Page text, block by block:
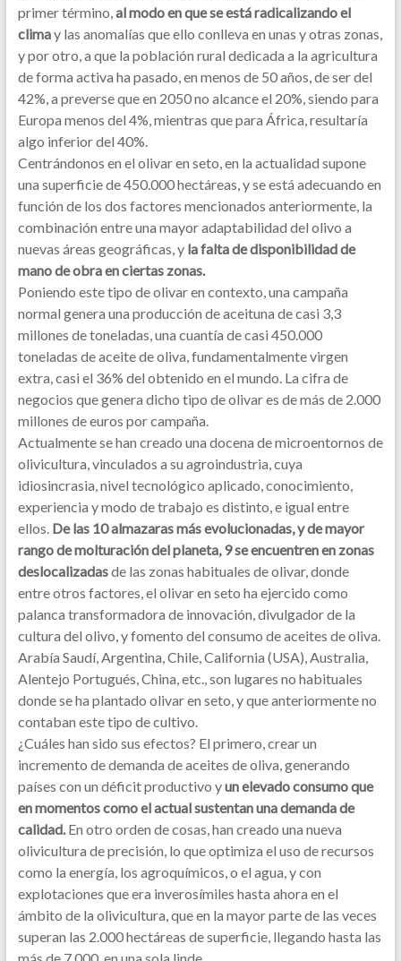
primer término, al modo en que se está radicalizando el
climay las anomalías que ello conlleva en unas y otras zonas,
y por otro, a que la población rural dedicada a la agricultura
de forma activa ha pasado, en menos de 50 años, de ser del
42%, a preverse que en 2050 no alcance el 20%, siendo para
Europa menos del 4%, mientras que para África, resultaría
algo inferior del 40%.
Centrándonos en el olivar en seto, en la actualidad supone
una superficie de 450.000 hectáreas, y se está adecuando en
función de los dos factores mencionados anteriormente, la
combinación entre una mayor adaptabilidad del olivo a
nuevas áreas geográficas, y la falta de disponibilidad de
mano de obra en ciertas zonas.
Poniendo este tipo de olivar en contexto, una campaña
normal genera una producción de aceituna de casi 3,3
millones de toneladas, una cuantía de casi 450.000
toneladas de aceite de oliva, fundamentalmente virgen
extra, casi el 36% del obtenido en el mundo. La cifra de
negocios que genera dicho tipo de olivar es de más de 2.000
millones de euros por campaña.
Actualmente se han creado una docena de microentornos de
olivicultura, vinculados a su agroindustria, cuya
idiosincrasia, nivel tecnológico aplicado, conocimiento,
experiencia y modo de trabajo es distinto, e igual entre
ellos. De las 10 almazaras más evolucionadas, y de mayor
rango de molturación del planeta, 9 se encuentren en zonas
deslocalizadasde las zonas habituales de olivar, donde
entre otros factores, el olivar en seto ha ejercido como
palanca transformadora de innovación, divulgador de la
cultura del olivo, y fomento del consumo de aceites de oliva.
Arabía Saudí, Argentina, Chile, California (USA), Australia,
Alentejo Portugués, China, etc., son lugares no habituales
donde se ha plantado olivar en seto, y que anteriormente no
contaban este tipo de cultivo.
¿Cuáles han sido sus efectos? El primero, crear un
incremento de demanda de aceites de oliva, generando
países con un déficit productivo yun elevado consumo que
en momentos como el actual sustentan una demanda de
calidad. En otro orden de cosas, han creado una nueva
olivicultura de precisión, lo que optimiza el uso de recursos
como la energía, los agroquímicos, o el agua, y con
explotaciones que era inverosímiles hasta ahora en el
ámbito de la olivicultura, que en la mayor parte de las veces
superan las 2.000 hectáreas de superficie, llegando hasta las
más de 7.000, en una sola linde.